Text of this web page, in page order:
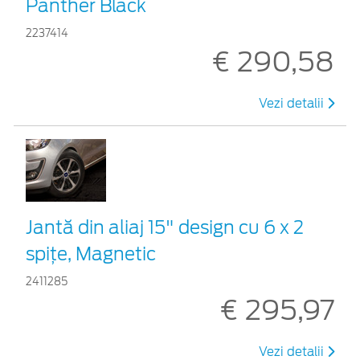
Panther Black
2237414
€ 290,58
Vezi detalii
Jantă din aliaj 15" design cu 6 x 2
spițe, Magnetic
2411285
€ 295,97
Vezi detalii